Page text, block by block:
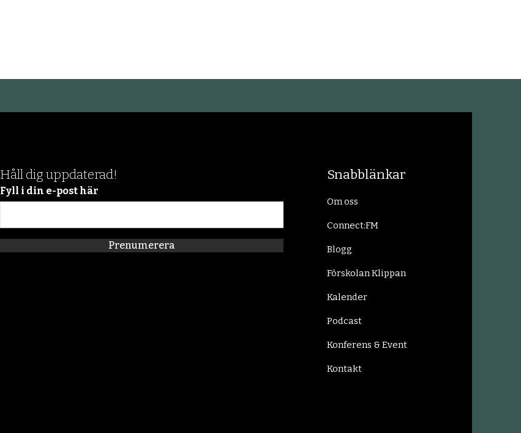
Håll dig uppdaterad!
Fyll i din e-post här
Prenumerera
Snabblänkar
Om oss
Connect:FM
Blogg
Förskolan Klippan
Kalender
Podcast
Konferens & Event
Kontakt